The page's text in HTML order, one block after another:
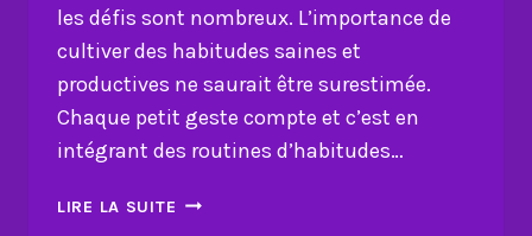
les défis sont nombreux. L’importance de
cultiver des habitudes saines et
productives ne saurait être surestimée.
Chaque petit geste compte et c’est en
intégrant des routines d’habitudes…
LIRE LA SUITE CONSTRUIRE